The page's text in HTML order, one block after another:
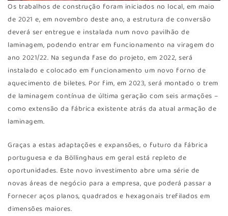
Os trabalhos de construção foram iniciados no local, em maio
de 2021 e, em novembro deste ano, a estrutura de conversão
deverá ser entregue e instalada num novo pavilhão de
laminagem, podendo entrar em funcionamento na viragem do
ano 2021/22. Na segunda fase do projeto, em 2022, será
instalado e colocado em funcionamento um novo forno de
aquecimento de biletes. Por fim, em 2023, será montado o trem
de laminagem contínua de última geração com seis armações –
como extensão da fábrica existente atrás da atual armação de
laminagem.
Graças a estas adaptações e expansões, o futuro da fábrica
portuguesa e da Böllinghaus em geral está repleto de
oportunidades. Este novo investimento abre uma série de
novas áreas de negócio para a empresa, que poderá passar a
fornecer aços planos, quadrados e hexagonais trefilados em
dimensões maiores.